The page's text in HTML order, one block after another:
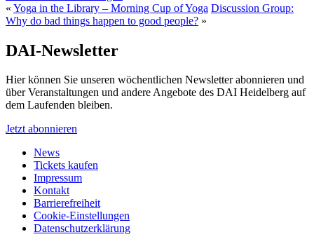
« Yoga in the Library – Morning Cup of Yoga Discussion Group:
Why do bad things happen to good people? »
DAI-Newsletter
Hier können Sie unseren wöchentlichen Newsletter abonnieren und
über Veranstaltungen und andere Angebote des DAI Heidelberg auf
dem Laufenden bleiben.
Jetzt abonnieren
News
Tickets kaufen
Impressum
Kontakt
Barrierefreiheit
Cookie-Einstellungen
Datenschutzerklärung